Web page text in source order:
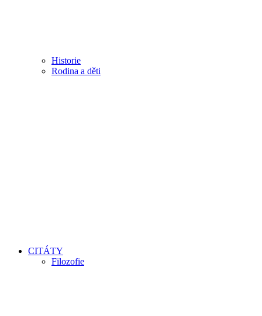
Historie
Rodina a děti
CITÁTY
Filozofie